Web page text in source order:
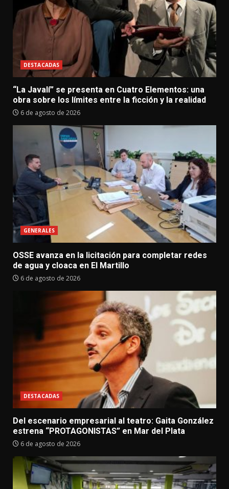
DESTACADAS
“La Javalí” se presenta en Cuatro Elementos: una
obra sobre los límites entre la ficción y la realidad
6 de agosto de 2026
GENERALES
OSSE avanza en la licitación para completar redes
de agua y cloaca en El Martillo
6 de agosto de 2026
DESTACADAS
Del escenario empresarial al teatro: Gaita González
estrena “PROTAGONISTAS” en Mar del Plata
6 de agosto de 2026